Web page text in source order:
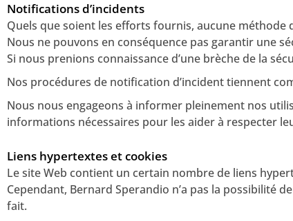
Notifications d’incidents
Quels que soient les efforts fournis, aucune
Nous ne pouvons en conséquence pas garantir une
Si nous prenions connaissance d’une brèche de la
Nos procédures de notification d’incident tiennent
Nous nous engageons à informer pleinement nos
informations nécessaires pour les aider à respecter
Liens hypertextes et cookies
Le site Web contient un certain nombre de liens
Cependant, Bernard Sperandio n’a pas la possibilité
fait.